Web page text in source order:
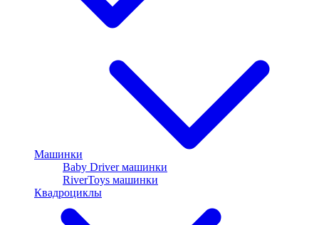
Машинки
Baby Driver машинки
RiverToys машинки
Квадроциклы